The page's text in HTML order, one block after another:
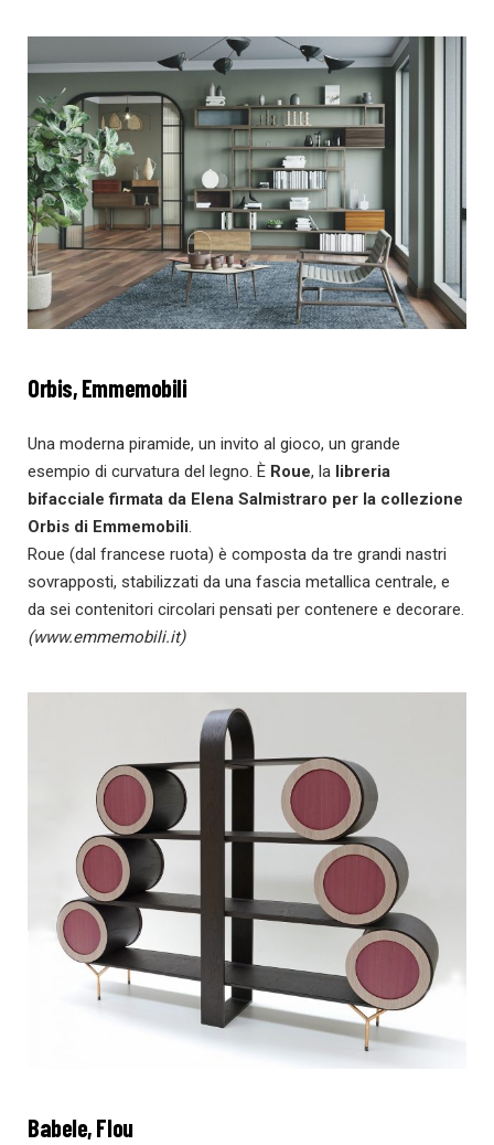
Orbis, Emmemobili
Una moderna piramide, un invito al gioco, un grande
esempio di curvatura del legno. È Roue, la libreria
bifacciale firmata da Elena Salmistraro per la collezione
Orbis di Emmemobili.
Roue (dal francese ruota) è composta da tre grandi nastri
sovrapposti, stabilizzati da una fascia metallica centrale, e
da sei contenitori circolari pensati per contenere e decorare.
(www.emmemobili.it)
Babele, Flou